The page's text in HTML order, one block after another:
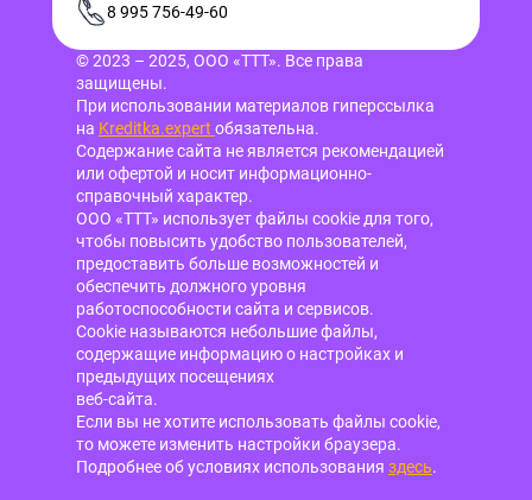
8 995 756-49-60
© 2023 – 2025, ООО «ТТТ». Все права
защищены.
При использовании материалов гиперссылка
на Kreditka.expert обязательна.
Содержание сайта не является рекомендацией
или офертой и носит информационно-
справочный характер.
ООО «ТТТ» использует файлы cookie для того,
чтобы повысить удобство пользователей,
предоставить больше возможностей и
обеспечить должного уровня
работоспособности сайта и сервисов.
Cookie называются небольшие файлы,
содержащие информацию о настройках и
предыдущих посещениях
веб-сайта.
Если вы не хотите использовать файлы cookie,
то можете изменить настройки браузера.
Подробнее об условиях использования здесь.